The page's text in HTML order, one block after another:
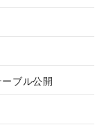
ブル公開